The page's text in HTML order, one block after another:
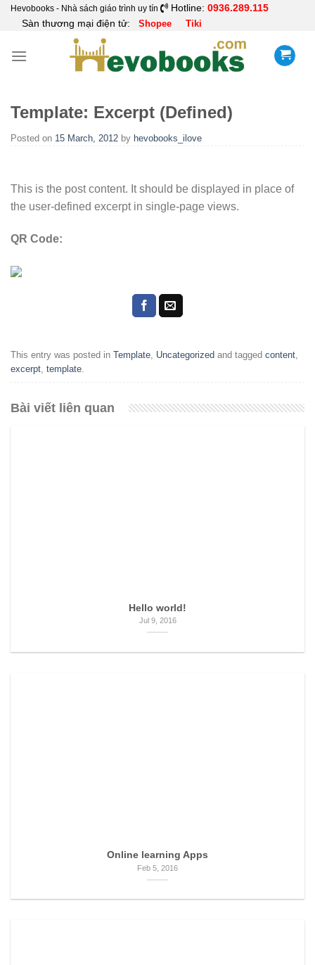
SkipHevobooks - Nhà sách giáo trình uy tín Hotline: 0936.289.115
Sàn thương mại điện tử: Shopee Tiki
Template: Excerpt (Defined)
Posted on 15 March, 2012 by hevobooks_ilove
This is the post content. It should be displayed in place of
the user-defined excerpt in single-page views.
QR Code:
This entry was posted in Template Uncategorized and tagged content
excerpt template
Bài viết liên quan
Hello world!
Jul 9, 2016
Online learning Apps
Feb 5, 2016